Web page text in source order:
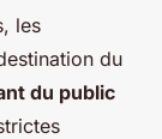
les
du
du public